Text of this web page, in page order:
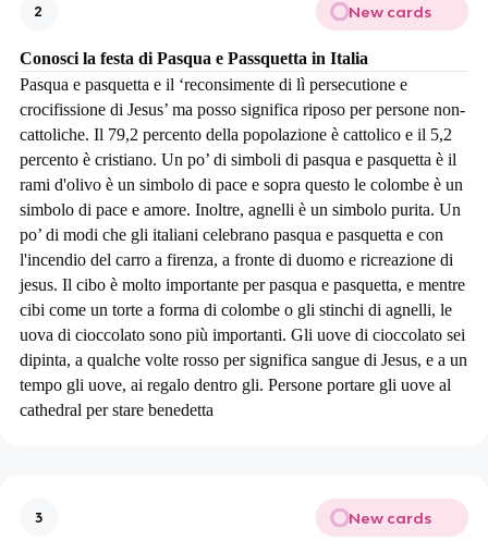
2 New cards
Conosci la festa di Pasqua e Passquetta in Italia
Pasqua e pasquetta e il ‘reconsimente di lì persecutione e
crocifissione di Jesus’ ma posso significa riposo per persone non-
cattoliche. Il 79,2 percento della popolazione è cattolico e il 5,2
percento è cristiano. Un po’ di simboli di pasqua e pasquetta è il
rami d'olivo è un simbolo di pace e sopra questo le colombe è un
simbolo di pace e amore. Inoltre, agnelli è un simbolo purita. Un
po’ di modi che gli italiani celebrano pasqua e pasquetta e con
l'incendio del carro a firenza, a fronte di duomo e ricreazione di
jesus. Il cibo è molto importante per pasqua e pasquetta, e mentre
cibi come un torte a forma di colombe o gli stinchi di agnelli, le
uova di cioccolato sono più importanti. Gli uove di cioccolato sei
dipinta, a qualche volte rosso per significa sangue di Jesus, e a un
tempo gli uove, ai regalo dentro gli. Persone portare gli uove al
cathedral per stare benedetta
3 New cards